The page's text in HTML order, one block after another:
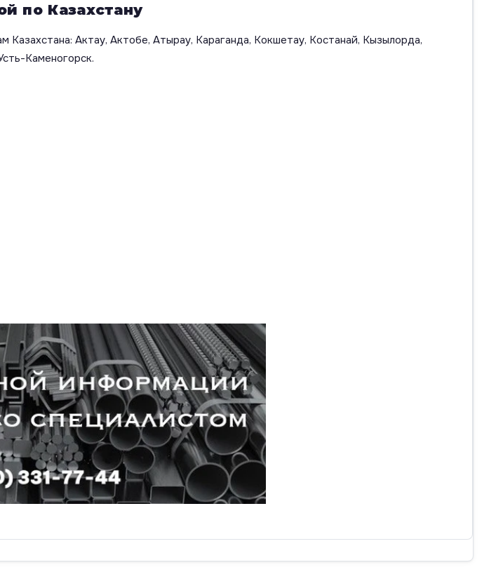
по Казахстану
Казахстана: Актау, Актобе, Атырау, Караганда, Кокшетау, Костанай, Кызылорда,
Каменогорск.